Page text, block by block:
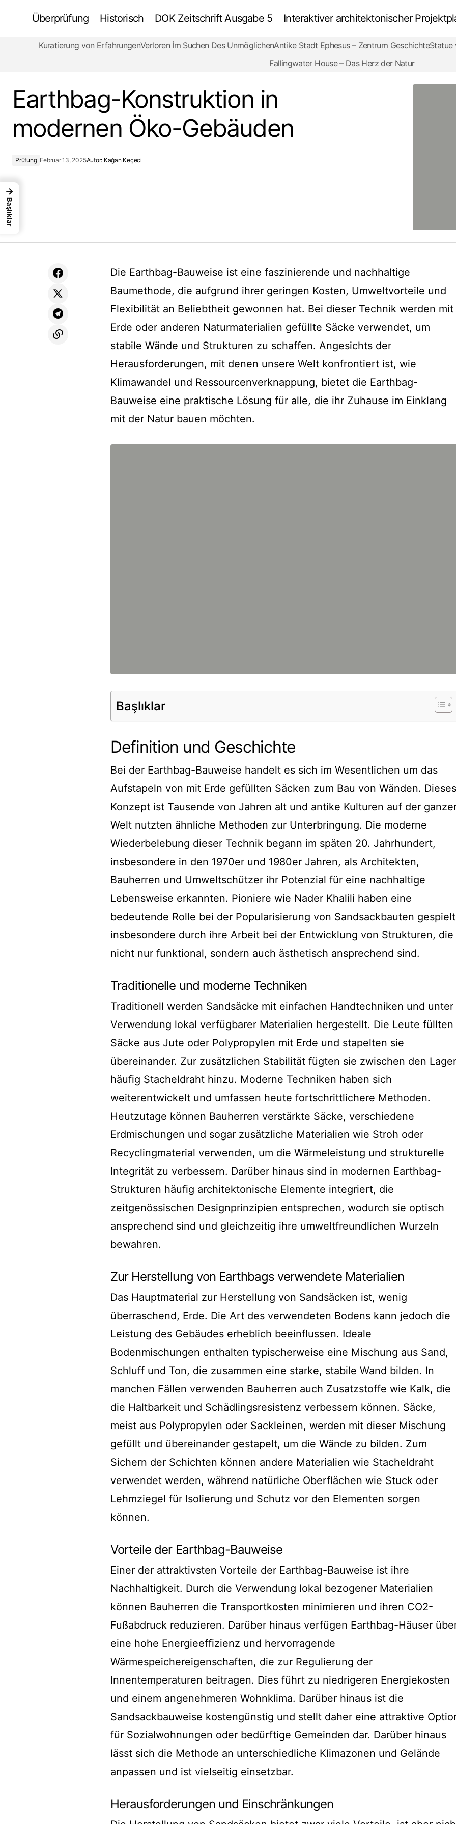
Überprüfung Historisch DOK Zeitschrift Ausgabe 5 Interaktiver architektonischer
N°7 Bretscha Haus Ein modernes
Prüfung Earthbag-Konstruktion in modernen Öko-Gebäuden
Kuratierung von ErfahrungenVerloren İm Suchen Des UnmöglichenAntike Stadt Ephesus – Zentrum GeschichteStatue
Fallingwater House – Das Herz der Natur
Earthbag-Konstruktion in
modernen Öko-Gebäuden
Prüfung Februar 13, 2025Autor: Kağan Keçeci
Die Earthbag-Bauweise ist eine faszinierende und nachhaltige
Baumethode, die aufgrund ihrer geringen Kosten, Umweltvorteile und
Flexibilität an Beliebtheit gewonnen hat. Bei dieser Technik werden mit
Erde oder anderen Naturmaterialien gefüllte Säcke verwendet, um
stabile Wände und Strukturen zu schaffen. Angesichts der
Herausforderungen, mit denen unsere Welt konfrontiert ist, wie
Klimawandel und Ressourcenverknappung, bietet die Earthbag-
Bauweise eine praktische Lösung für alle, die ihr Zuhause im Einklang
mit der Natur bauen möchten.
Başlıklar
Definition und Geschichte
Bei der Earthbag-Bauweise handelt es sich im Wesentlichen um das
Aufstapeln von mit Erde gefüllten Säcken zum Bau von Wänden. Dieses
Konzept ist Tausende von Jahren alt und antike Kulturen auf der
Welt nutzten ähnliche Methoden zur Unterbringung. Die moderne
Wiederbelebung dieser Technik begann im späten 20. Jahrhundert,
insbesondere in den 1970er und 1980er Jahren, als Architekten,
Bauherren und Umweltschützer ihr Potenzial für eine nachhaltige
Lebensweise erkannten. Pioniere wie Nader Khalili haben eine
bedeutende Rolle bei der Popularisierung von Sandsackbauten
insbesondere durch ihre Arbeit bei der Entwicklung von Strukturen, die
nicht nur funktional, sondern auch ästhetisch ansprechend sind.
Traditionelle und moderne Techniken
Traditionell werden Sandsäcke mit einfachen Handtechniken und unter
Verwendung lokal verfügbarer Materialien hergestellt. Die Leute füllten
Säcke aus Jute oder Polypropylen mit Erde und stapelten sie
übereinander. Zur zusätzlichen Stabilität fügten sie zwischen den
häufig Stacheldraht hinzu. Moderne Techniken haben sich
weiterentwickelt und umfassen heute fortschrittlichere Methoden.
Heutzutage können Bauherren verstärkte Säcke, verschiedene
Erdmischungen und sogar zusätzliche Materialien wie Stroh oder
Recyclingmaterial verwenden, um die Wärmeleistung und strukturelle
Integrität zu verbessern. Darüber hinaus sind in modernen Earthbag-
Strukturen häufig architektonische Elemente integriert, die
zeitgenössischen Designprinzipien entsprechen, wodurch sie optisch
ansprechend sind und gleichzeitig ihre umweltfreundlichen Wurzeln
bewahren.
Zur Herstellung von Earthbags verwendete Materialien
Das Hauptmaterial zur Herstellung von Sandsäcken ist, wenig
überraschend, Erde. Die Art des verwendeten Bodens kann jedoch die
Leistung des Gebäudes erheblich beeinflussen. Ideale
Bodenmischungen enthalten typischerweise eine Mischung aus Sand,
Schluff und Ton, die zusammen eine starke, stabile Wand bilden. In
manchen Fällen verwenden Bauherren auch Zusatzstoffe wie Kalk, die
die Haltbarkeit und Schädlingsresistenz verbessern können. Säcke,
meist aus Polypropylen oder Sackleinen, werden mit dieser Mischung
gefüllt und übereinander gestapelt, um die Wände zu bilden. Zum
Sichern der Schichten können andere Materialien wie Stacheldraht
verwendet werden, während natürliche Oberflächen wie Stuck oder
Lehmziegel für Isolierung und Schutz vor den Elementen sorgen
können.
Vorteile der Earthbag-Bauweise
Einer der attraktivsten Vorteile der Earthbag-Bauweise ist ihre
Nachhaltigkeit. Durch die Verwendung lokal bezogener Materialien
können Bauherren die Transportkosten minimieren und ihren CO2-
Fußabdruck reduzieren. Darüber hinaus verfügen Earthbag-Häuser
eine hohe Energieeffizienz und hervorragende
Wärmespeichereigenschaften, die zur Regulierung der
Innentemperaturen beitragen. Dies führt zu niedrigeren Energiekosten
und einem angenehmeren Wohnklima. Darüber hinaus ist die
Sandsackbauweise kostengünstig und stellt daher eine attraktive
für Sozialwohnungen oder bedürftige Gemeinden dar. Darüber hinaus
lässt sich die Methode an unterschiedliche Klimazonen und Gelände
anpassen und ist vielseitig einsetzbar.
Herausforderungen und Einschränkungen
→
Başlıklar